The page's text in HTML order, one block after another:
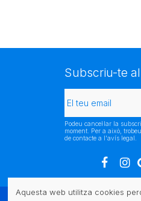
Subscriu-te
Podeu cancel·lar la
moment. Per a això,
de contacte a l'avís legal.
Aquesta web utilitza cookies